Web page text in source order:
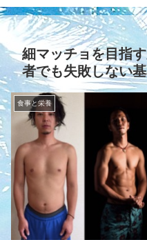
細マッチョを目指
者でも失敗しない
食事と栄養